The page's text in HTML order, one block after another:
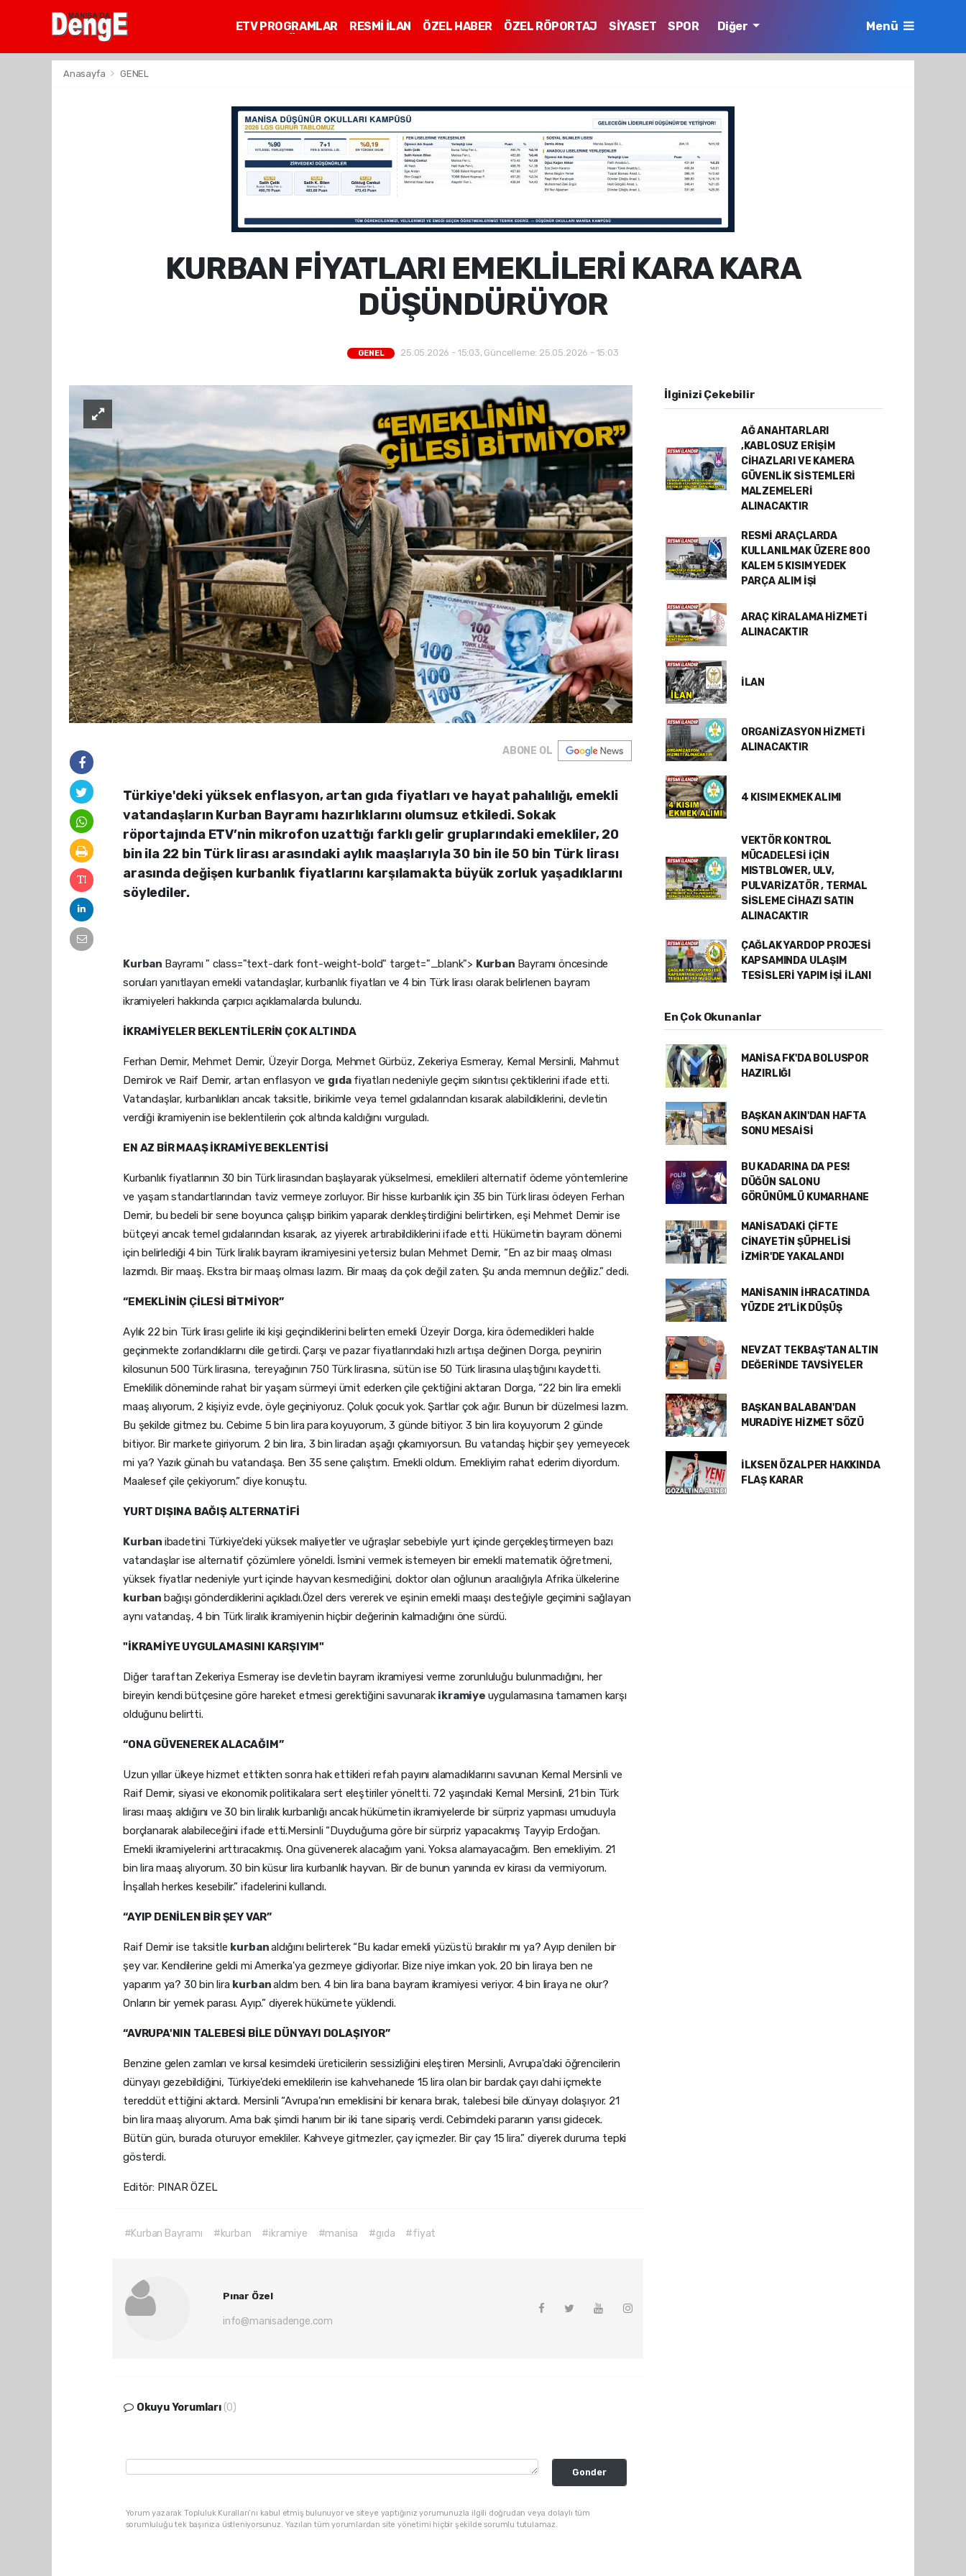
ETV PROGRAMLAR RESMİ İLAN ÖZEL HABER ÖZEL RÖPORTAJ SİYASET
SPOR
Diğer Menü
Anasayfa GENEL
KURBAN FİYATLARI EMEKLİLERİ KARA KARA
DÜŞÜNDÜRÜYOR
GENEL 25.05.2026 - 15:03, Güncelleme: 25.05.2026 - 15:03
ABONE OL
Türkiye'deki yüksek enflasyon, artan gıda fiyatları ve hayat pahalılığı, emekli
vatandaşların Kurban Bayramı hazırlıklarını olumsuz etkiledi. Sokak
röportajında ETV’nin mikrofon uzattığı farklı gelir gruplarındaki emekliler, 20
bin ila 22 bin Türk lirası arasındaki aylık maaşlarıyla 30 bin ile 50 bin Türk lirası
arasında değişen kurbanlık fiyatlarını karşılamakta büyük zorluk yaşadıklarını
söylediler.
Kurban Bayramı " class="text-dark font-weight-bold" target="_blank"> Kurban Bayramı öncesinde
soruları yanıtlayan emekli vatandaşlar, kurbanlık fiyatları ve 4 bin Türk lirası olarak belirlenen bayram
ikramiyeleri hakkında çarpıcı açıklamalarda bulundu.
İKRAMİYELER BEKLENTİLERİN ÇOK ALTINDA
Ferhan Demir, Mehmet Demir, Üzeyir Dorga, Mehmet Gürbüz, Zekeriya Esmeray, Kemal Mersinli, Mahmut
Demirok ve Raif Demir, artan enflasyon ve gıda fiyatları nedeniyle geçim sıkıntısı çektiklerini ifade etti.
Vatandaşlar, kurbanlıkları ancak taksitle, birikimle veya temel gıdalarından kısarak alabildiklerini, devletin
verdiği ikramiyenin ise beklentilerin çok altında kaldığını vurguladı.
EN AZ BİR MAAŞ İKRAMİYE BEKLENTİSİ
Kurbanlık fiyatlarının 30 bin Türk lirasından başlayarak yükselmesi, emeklileri alternatif ödeme yöntemlerine
ve yaşam standartlarından taviz vermeye zorluyor. Bir hisse kurbanlık için 35 bin Türk lirası ödeyen Ferhan
Demir, bu bedeli bir sene boyunca çalışıp birikim yaparak denkleştirdiğini belirtirken, eşi Mehmet Demir ise
bütçeyi ancak temel gıdalarından kısarak, az yiyerek artırabildiklerini ifade etti. Hükümetin bayram dönemi
için belirlediği 4 bin Türk liralık bayram ikramiyesini yetersiz bulan Mehmet Demir, “En az bir maaş olması
lazımdı. Bir maaş. Ekstra bir maaş olması lazım. Bir maaş da çok değil zaten. Şu anda memnun değiliz.” dedi.
“EMEKLİNİN ÇİLESİ BİTMİYOR”
Aylık 22 bin Türk lirası gelirle iki kişi geçindiklerini belirten emekli Üzeyir Dorga, kira ödemedikleri halde
geçinmekte zorlandıklarını dile getirdi. Çarşı ve pazar fiyatlarındaki hızlı artışa değinen Dorga, peynirin
kilosunun 500 Türk lirasına, tereyağının 750 Türk lirasına, sütün ise 50 Türk lirasına ulaştığını kaydetti.
Emeklilik döneminde rahat bir yaşam sürmeyi ümit ederken çile çektiğini aktaran Dorga, “22 bin lira emekli
maaş alıyorum, 2 kişiyiz evde, öyle geçiniyoruz. Çoluk çocuk yok. Şartlar çok ağır. Bunun bir düzelmesi lazım.
Bu şekilde gitmez bu. Cebime 5 bin lira para koyuyorum, 3 günde bitiyor. 3 bin lira koyuyorum 2 günde
bitiyor. Bir markete giriyorum. 2 bin lira, 3 bin liradan aşağı çıkamıyorsun. Bu vatandaş hiçbir şey yemeyecek
mi ya? Yazık günah bu vatandaşa. Ben 35 sene çalıştım. Emekli oldum. Emekliyim rahat ederim diyordum.
Maalesef çile çekiyorum.” diye konuştu.
YURT DIŞINA BAĞIŞ ALTERNATİFİ
Kurban ibadetini Türkiye'deki yüksek maliyetler ve uğraşlar sebebiyle yurt içinde gerçekleştirmeyen bazı
vatandaşlar ise alternatif çözümlere yöneldi. İsmini vermek istemeyen bir emekli matematik öğretmeni,
yüksek fiyatlar nedeniyle yurt içinde hayvan kesmediğini, doktor olan oğlunun aracılığıyla Afrika ülkelerine
kurban bağışı gönderdiklerini açıkladı.Özel ders vererek ve eşinin emekli maaşı desteğiyle geçimini sağlayan
aynı vatandaş, 4 bin Türk liralık ikramiyenin hiçbir değerinin kalmadığını öne sürdü.
"İKRAMİYE UYGULAMASINI KARŞIYIM"
Diğer taraftan Zekeriya Esmeray ise devletin bayram ikramiyesi verme zorunluluğu bulunmadığını, her
bireyin kendi bütçesine göre hareket etmesi gerektiğini savunarak ikramiye uygulamasına tamamen karşı
olduğunu belirtti.
“ONA GÜVENEREK ALACAĞIM”
Uzun yıllar ülkeye hizmet ettikten sonra hak ettikleri refah payını alamadıklarını savunan Kemal Mersinli ve
Raif Demir, siyasi ve ekonomik politikalara sert eleştiriler yöneltti. 72 yaşındaki Kemal Mersinli, 21 bin Türk
lirası maaş aldığını ve 30 bin liralık kurbanlığı ancak hükümetin ikramiyelerde bir sürpriz yapması umuduyla
borçlanarak alabileceğini ifade etti.Mersinli “Duyduğuma göre bir sürpriz yapacakmış Tayyip Erdoğan.
Emekli ikramiyelerini arttıracakmış. Ona güvenerek alacağım yani. Yoksa alamayacağım. Ben emekliyim. 21
bin lira maaş alıyorum. 30 bin küsur lira kurbanlık hayvan. Bir de bunun yanında ev kirası da vermiyorum.
İnşallah herkes kesebilir.” ifadelerini kullandı.
“AYIP DENİLEN BİR ŞEY VAR”
Raif Demir ise taksitle kurbanaldığını belirterek “Bu kadar emekli yüzüstü bırakılır mı ya? Ayıp denilen bir
şey var. Kendilerine geldi mi Amerika'ya gezmeye gidiyorlar. Bize niye imkan yok. 20 bin liraya ben ne
yaparım ya? 30 bin lira kurbanaldım ben. 4 bin lira bana bayram ikramiyesi veriyor. 4 bin liraya ne olur?
Onların bir yemek parası. Ayıp.” diyerek hükümete yüklendi.
“AVRUPA'NIN TALEBESİ BİLE DÜNYAYI DOLAŞIYOR”
Benzine gelen zamları ve kırsal kesimdeki üreticilerin sessizliğini eleştiren Mersinli, Avrupa'daki öğrencilerin
dünyayı gezebildiğini, Türkiye'deki emeklilerin ise kahvehanede 15 lira olan bir bardak çayı dahi içmekte
tereddüt ettiğini aktardı. Mersinli “Avrupa'nın emeklisini bir kenara bırak, talebesi bile dünyayı dolaşıyor. 21
bin lira maaş alıyorum. Ama bak şimdi hanım bir iki tane sipariş verdi. Cebimdeki paranın yarısı gidecek.
Bütün gün, burada oturuyor emekliler. Kahveye gitmezler, çay içmezler. Bir çay 15 lira.” diyerek duruma tepki
gösterdi.
Editör: PINAR ÖZEL
#Kurban Bayramı #kurban #ikramiye #manisa #gıda #fiyat
Pınar Özel
info@manisadenge.com
Okuyu Yorumları (0)
Gonder
Yorum yazarak Topluluk Kuralları’nı kabul etmiş bulunuyor ve siteye yaptığınız yorumunuzla ilgili doğrudan veya dolaylı tüm
sorumluluğu tek başınıza üstleniyorsunuz. Yazılan tüm yorumlardan site yönetimi hiçbir şekilde sorumlu tutulamaz.
İlginizi Çekebilir
AĞ ANAHTARLARI
,KABLOSUZ ERİŞİM
CİHAZLARI VE KAMERA
GÜVENLİK SİSTEMLERİ
MALZEMELERİ
ALINACAKTIR
RESMİ ARAÇLARDA
KULLANILMAK ÜZERE 800
KALEM 5 KISIM YEDEK
PARÇA ALIM İŞİ
ARAÇ KİRALAMA HİZMETİ
ALINACAKTIR
İLAN
ORGANİZASYON HİZMETİ
ALINACAKTIR
4 KISIM EKMEK ALIMI
VEKTÖR KONTROL
MÜCADELESİ İÇİN
MISTBLOWER, ULV,
PULVARİZATÖR , TERMAL
SİSLEME CİHAZI SATIN
ALINACAKTIR
ÇAĞLAK YARDOP PROJESİ
KAPSAMINDA ULAŞIM
TESİSLERİ YAPIM İŞİ İLANI
En Çok Okunanlar
MANİSA FK'DA BOLUSPOR
HAZIRLIĞI
BAŞKAN AKIN'DAN HAFTA
SONU MESAİSİ
BU KADARINA DA PES!
DÜĞÜN SALONU
GÖRÜNÜMLÜ KUMARHANE
MANİSA'DAKİ ÇİFTE
CİNAYETİN ŞÜPHELİSİ
İZMİR'DE YAKALANDI
MANİSA'NIN İHRACATINDA
YÜZDE 21'LİK DÜŞÜŞ
NEVZAT TEKBAŞ'TAN ALTIN
DEĞERİNDE TAVSİYELER
BAŞKAN BALABAN'DAN
MURADİYE HİZMET SÖZÜ
İLKSEN ÖZALPER HAKKINDA
FLAŞ KARAR